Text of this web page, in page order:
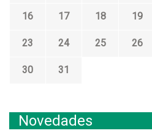
16 17 18 19
23 24 25 26
30
31
Novedades